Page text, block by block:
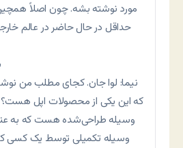
مورد نوشته بشه. چون اصلاً
حداقل در حال حاضر در عالم
نیما: لوا جان. کجای مطلب من
که این یکی از محصولات اپل
وسیله طراحی‌شده هست که به
وسیله تکمیلی توسط یک کسی